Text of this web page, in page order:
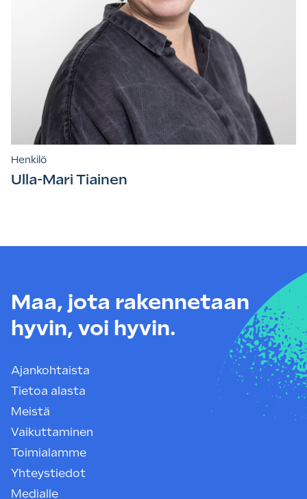
Henkilö
Ulla-Mari Tiainen
Maa, jota rakennetaan
hyvin, voi hyvin.
Ajankohtaista
Tietoa alasta
Meistä
Vaikuttaminen
Toimialamme
Yhteystiedot
Medialle